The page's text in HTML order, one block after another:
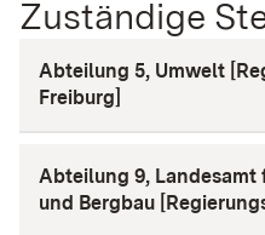
Zuständige
Abteilung 5, Umwelt
Freiburg]
Abteilung 9, Landesamt
und Bergbau